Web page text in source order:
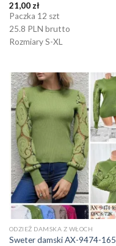
21,00 zł
Paczka 12 szt
25.8 PLN brutto
Rozmiary S-XL
ODZIEŻ DAMSKA Z WŁOCH
Sweter damski AX-9474-165